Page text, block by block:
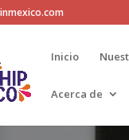
Inicio
Acerca de